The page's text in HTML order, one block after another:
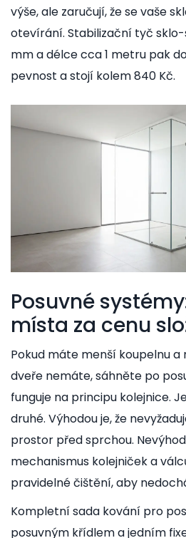
výše, ale zaručují, že se vaše
otevírání. Stabilizační tyč
mm a délce cca 1 metru pak
pevnost a stojí kolem 840 Kč.
Posuvné
místa za cenu
Pokud máte menší koupelnu
dveře nemáte, sáhněte po
funguje na principu kolejnice.
druhé. Výhodou je, že
prostor před sprchou.
mechanismus kolejniček a
pravidelné čištění, aby
Kompletní sada kování pro
posuvným křídlem a jedním